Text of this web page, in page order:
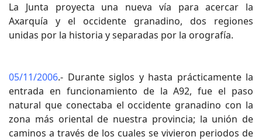
La Junta proyecta una nueva vía para acercar la
Axarquía y el occidente granadino, dos regiones
unidas por la historia y separadas por la orografía.
05/11/2006.- Durante siglos y hasta prácticamente la
entrada en funcionamiento de la A92, fue el paso
natural que conectaba el occidente granadino con la
zona más oriental de nuestra provincia; la unión de
caminos a través de los cuales se vivieron periodos de